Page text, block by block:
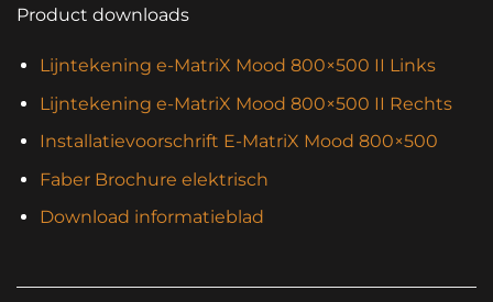
Product downloads
Lijntekening e-MatriX Mood 800×500 II Links
Lijntekening e-MatriX Mood 800×500 II Rechts
Installatievoorschrift E-MatriX Mood 800×500
Faber Brochure elektrisch
Download informatieblad